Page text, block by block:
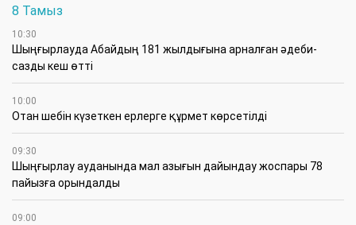
8 Тамыз
10:30
Шыңғырлауда Абайдың 181 жылдығына арналған әдеби-
сазды кеш өтті
10:00
Отан шебін күзеткен ерлерге құрмет көрсетілді
09:30
​Шыңғырлау ауданында мал азығын дайындау жоспары 78
пайызға орындалды
09:00